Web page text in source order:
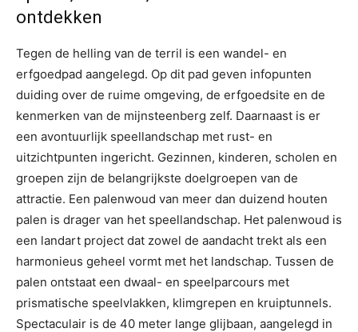
ontdekken
Tegen de helling van de terril is een wandel- en
erfgoedpad aangelegd. Op dit pad geven infopunten
duiding over de ruime omgeving, de erfgoedsite en de
kenmerken van de mijnsteenberg zelf. Daarnaast is er
een avontuurlijk speellandschap met rust- en
uitzichtpunten ingericht. Gezinnen, kinderen, scholen en
groepen zijn de belangrijkste doelgroepen van de
attractie. Een palenwoud van meer dan duizend houten
palen is drager van het speellandschap. Het palenwoud is
een landart project dat zowel de aandacht trekt als een
harmonieus geheel vormt met het landschap. Tussen de
palen ontstaat een dwaal- en speelparcours met
prismatische speelvlakken, klimgrepen en kruiptunnels.
Spectaculair is de 40 meter lange glijbaan, aangelegd in